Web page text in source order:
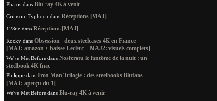
Pharos dans Blu-ray 4K à venir
Crimson_Typhoon dans Réceptions [MAJ]
123tie dans Réceptions [MAJ]
Rooky dans Obsession : deux steelcases 4K en France
[MAJ: amazon + baisse Leclerc – MAJ2: visuels complets]
We've Met Before dans Nosferatu le fantôme de la nuit : un
steelbook 4K fnac
Philippe dans Iron Man Trilogie : des steelbooks Blufans
[MAJ: aperçu du 1]
We've Met Before dans Blu-ray 4K à venir